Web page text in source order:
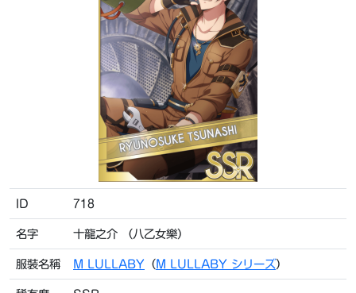
ID 718
名字 十龍之介 （八乙女樂）
服裝名稱 M LULLABY （ M LULLABY シリーズ）